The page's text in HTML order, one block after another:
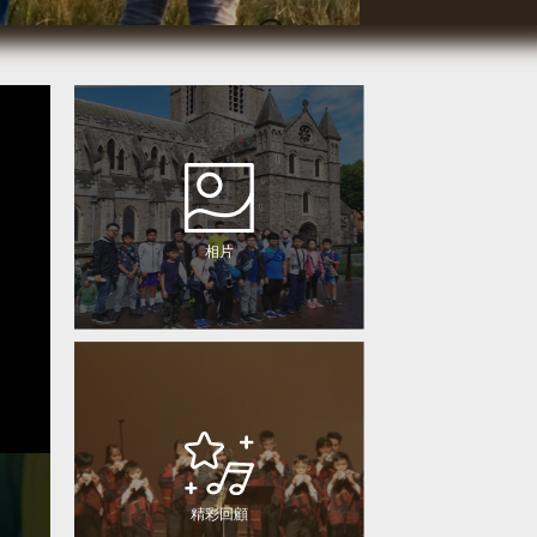
相片
精彩回顧